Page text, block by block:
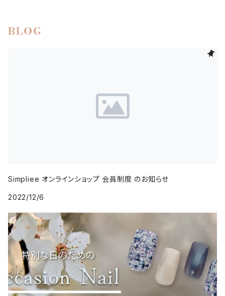
BLOG
Simpliee オンラインショップ 会員制度 のお知らせ
2022/12/6